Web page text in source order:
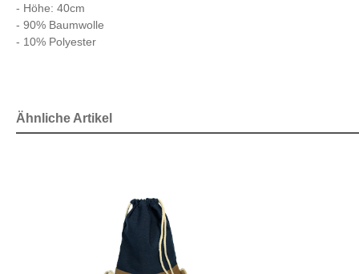
- Höhe: 40cm
- 90% Baumwolle
- 10% Polyester
Ähnliche Artikel